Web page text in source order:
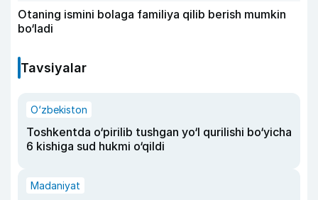
Otaning ismini bolaga familiya qilib berish mumkin
bo‘ladi
Tavsiyalar
O‘zbekiston
Toshkentda o‘pirilib tushgan yo‘l qurilishi bo‘yicha
6 kishiga sud hukmi o‘qildi
Madaniyat